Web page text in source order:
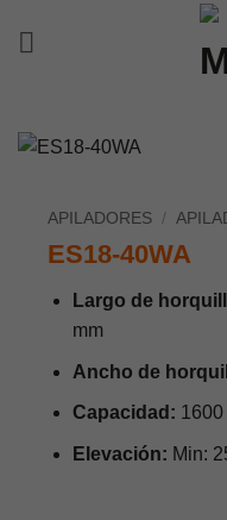
APILADORES /
ES18-40WA
Largo de
mm
Ancho de
Capacidad: 1600
Elevación: Min: